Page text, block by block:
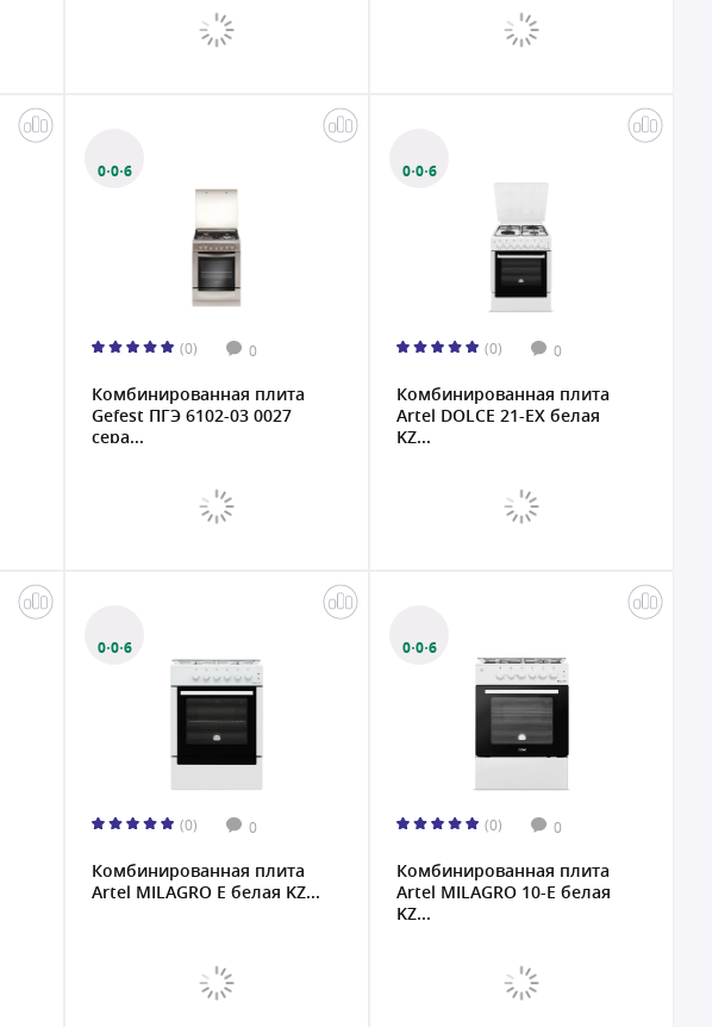
0·0·6
(0) 0
Комбинированная плита
Gefest ПГЭ 6102-03 0027
сера...
0·0·6
(0) 0
Комбинированная плита
Artel DOLCE 21-EX белая
KZ...
0·0·6
(0) 0
Комбинированная плита
Artel MILAGRO E белая KZ...
0·0·6
(0) 0
Комбинированная плита
Artel MILAGRO 10-E белая
KZ...